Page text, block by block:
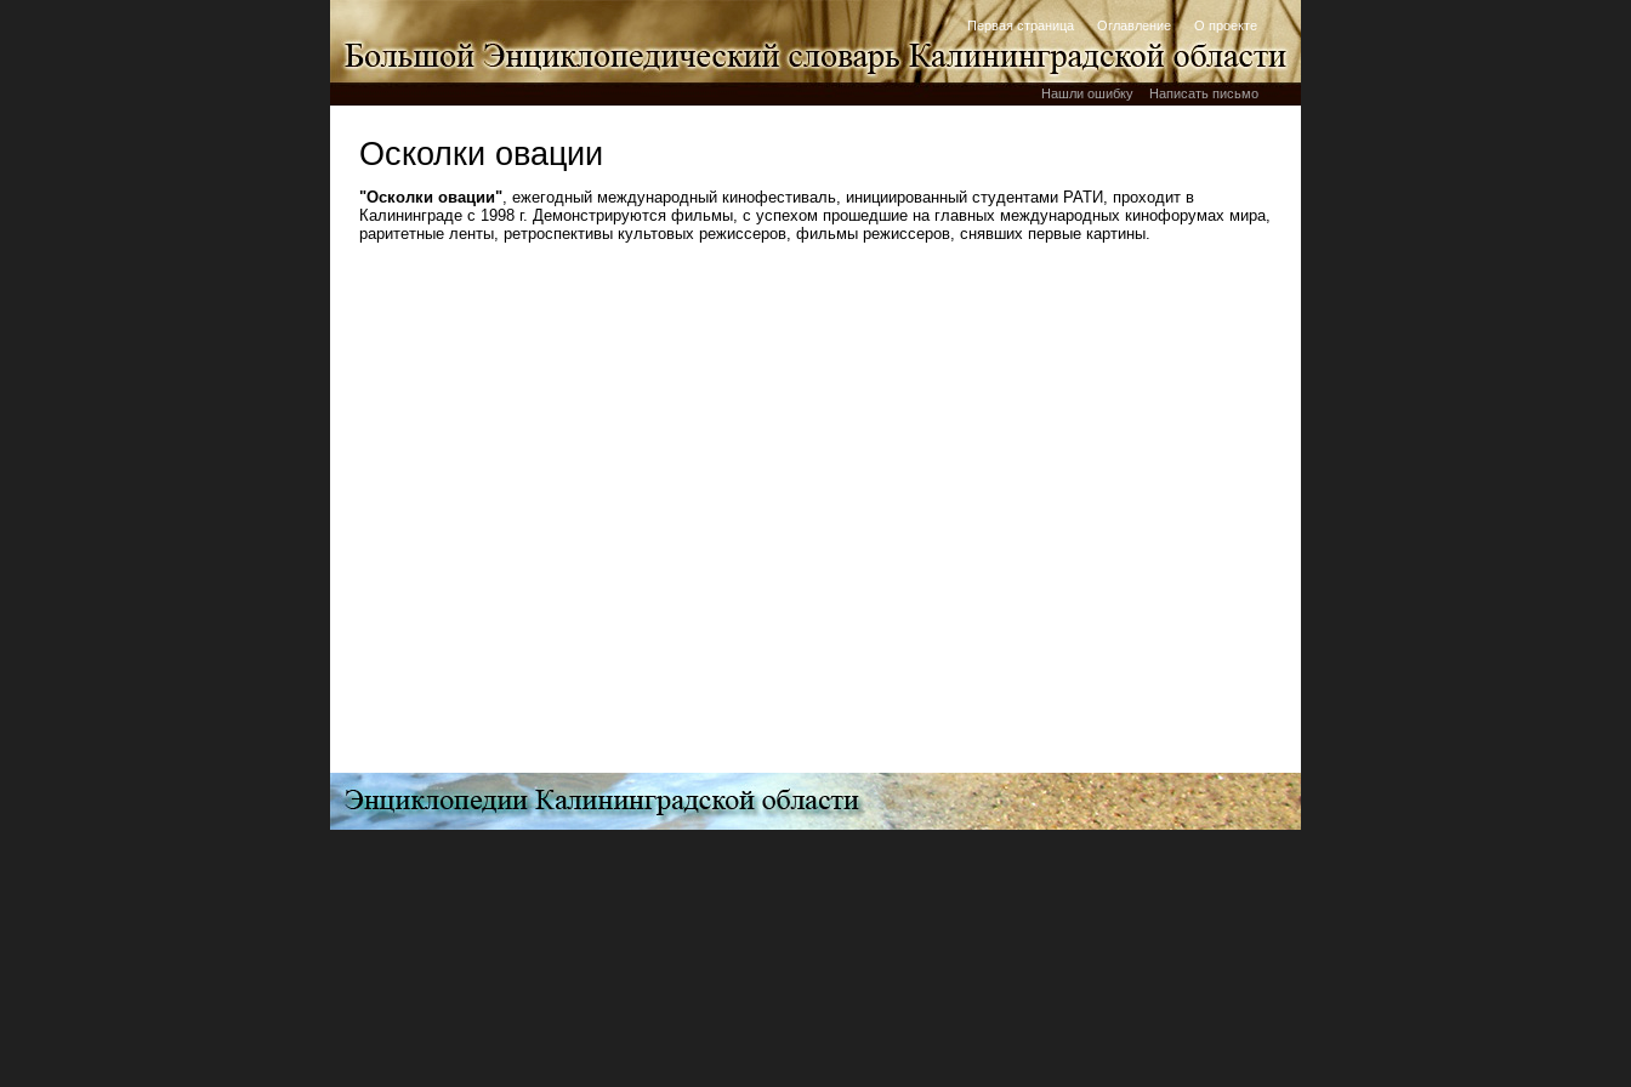
Первая страница Оглавление О проекте
Нашли ошибку Написать письмо
Осколки овации
"Осколки овации", ежегодный международный кинофестиваль, инициированный студентами РАТИ, проходит в
Калининграде с 1998 г. Демонстрируются фильмы, с успехом прошедшие на главных международных кинофорумах мира,
раритетные ленты, ретроспективы культовых режиссеров, фильмы режиссеров, снявших первые картины.